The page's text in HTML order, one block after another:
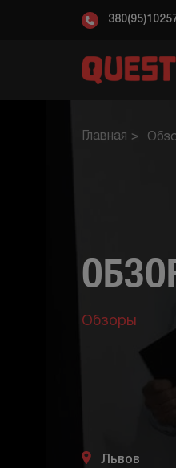
Главная
Обзоры
Львов